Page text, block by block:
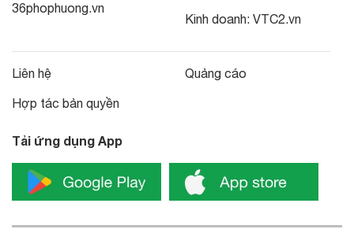
36phophuong.vn
Kinh doanh: VTC2.vn
Liên hệ
Hợp tác bản quyền
Quảng cáo
Tải ứng dụng App